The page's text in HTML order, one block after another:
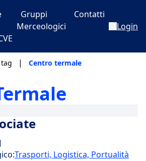
Gruppi
Merceologici
Contatti
Login
| Centro termale
Trasporti, Logistica, Portualità